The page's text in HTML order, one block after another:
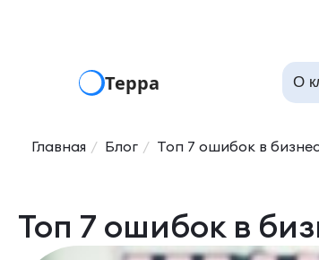
Терра О
Главная Блог Топ 7 ошибок в
Топ 7 ошибок в